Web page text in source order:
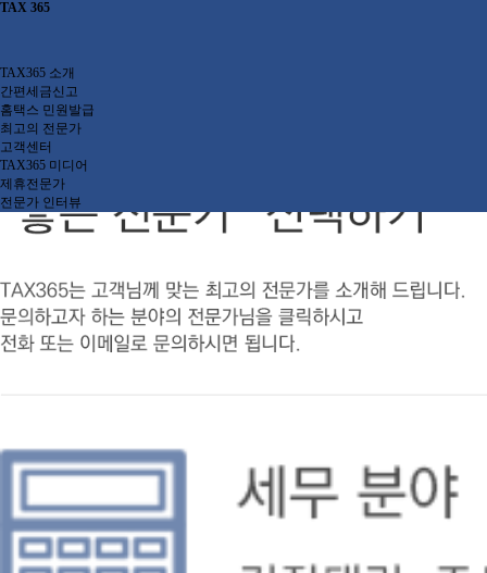
이용후기
TAX 365
TAX365 소개
간편세금신고
홈택스 민원발급
최고의 전문가
고객센터
TAX365 미디어
제휴전문가
전문가 인터뷰
세무 분야 전문가 찾기